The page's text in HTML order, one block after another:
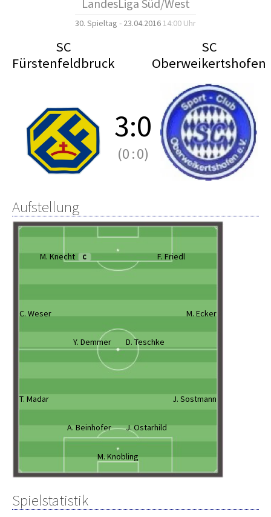
LandesLiga Süd/West
30. Spieltag - 23.04.2016 14:00 Uhr
SC
Fürstenfeldbruck
SC
Oberweikertshofen
3:0
(0:0)
Aufstellung
M. Knecht C F. Friedl
C. Weser M. Ecker
Y. Demmer D. Teschke
T. Madar J. Sostmann
A. Beinhofer J. Ostarhild
M. Knobling
Spielstatistik